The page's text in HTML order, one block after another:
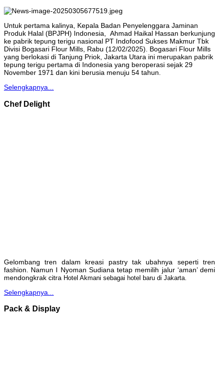
Untuk pertama kalinya, Kepala Badan Penyelenggara Jaminan
Produk Halal (BPJPH) Indonesia, Ahmad Haikal Hassan berkunjung
ke pabrik tepung terigu nasional PT Indofood Sukses Makmur Tbk
Divisi Bogasari Flour Mills, Rabu (12/02/2025). Bogasari Flour Mills
yang berlokasi di Tanjung Priok, Jakarta Utara ini merupakan pabrik
tepung terigu pertama di Indonesia yang beroperasi sejak 29
November 1971 dan kini berusia menuju 54 tahun.
Selengkapnya...
Chef Delight
Gelombang tren dalam kreasi pastry tak ubahnya seperti tren
fashion. Namun I Nyoman Sudiana tetap memilih jalur ‘aman’ demi
mendongkrak citra Hotel Akmani sebagai hotel baru di Jakarta.
Selengkapnya...
Pack & Display